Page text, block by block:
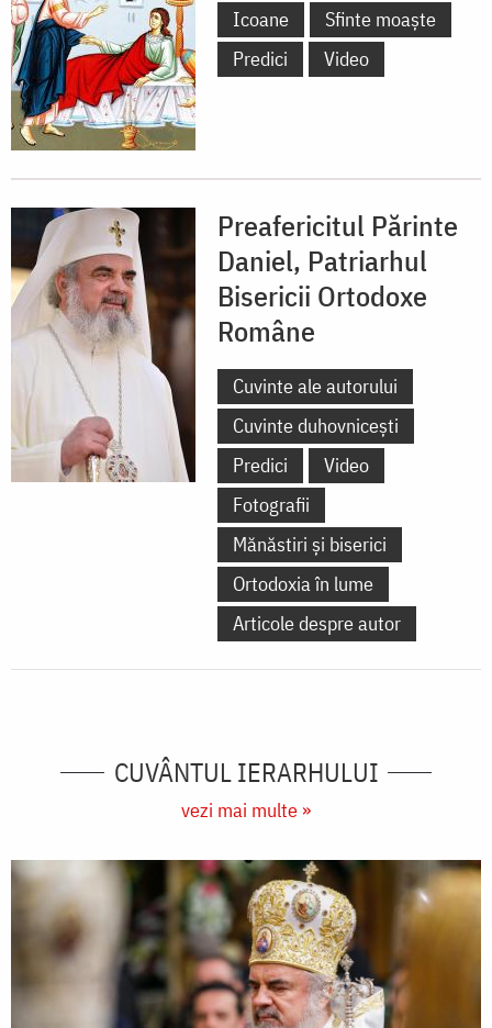
Icoane
Sfinte moaște
Predici
Video
Preafericitul Părinte
Daniel, Patriarhul
Bisericii Ortodoxe
Române
Cuvinte ale autorului
Cuvinte duhovnicești
Predici
Video
Fotografii
Mănăstiri și biserici
Ortodoxia în lume
Articole despre autor
CUVÂNTUL IERARHULUI
vezi mai multe »